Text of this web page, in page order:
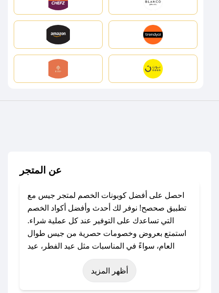
عن المتجر
احصل على أفضل كوبونات الخصم لمتجر جيس مع
تطبيق صحصح! نوفر لك أحدث وأفضل أكواد الخصم
التي تساعدك على التوفير عند كل عملية شراء.
استمتع بعروض وخصومات حصرية من جيس طوال
العام، سواءً في المناسبات مثل عيد الفطر، عيد
الأضحى، الجمعة البيضاء (شهر نوفمبر)، رمضان،
اليوم الوطني، يوم التأسيس، أو حتى عروض خاصة
أظهر المزيد